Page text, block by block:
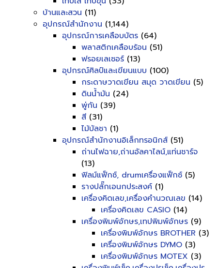
บ้านและสวน (11)
อุปกรณ์สำนักงาน (1,144)
อุปกรณ์การเคลือบบัตร (64)
พลาสติกเคลือบร้อน (51)
ฟรอยเลเซอร์ (13)
อุปกรณ์ศิลป์และเขียนแบบ (100)
กระดาษวาดเขียน สมุด วาดเขียน (5)
ดินน้ำมัน (24)
พู่กัน (39)
สี (31)
ไม้บัลชา (1)
อุปกรณ์สำนักงานอิเล็กทรอนิกส์ (51)
ถ่านไฟฉาย,ถ่านอัลคาไลน์,แท่นชาร์จ
(13)
ฟิลม์แฟ็กซ์, drumเครื่องแฟ็กซ์ (5)
รางปลั๊กเอนกประสงค์ (1)
เครื่องคิดเลข,เครื่องคำนวณเลข (14)
เครื่องคิดเลข CASIO (14)
เครื่องพิมพ์อักษร,เทปพิมพ์อักษร (9)
เครื่องพิมพ์อักษร BROTHER (3)
เครื่องพิมพ์อักษร DYMO (3)
เครื่องพิมพ์อักษร MOTEX (3)